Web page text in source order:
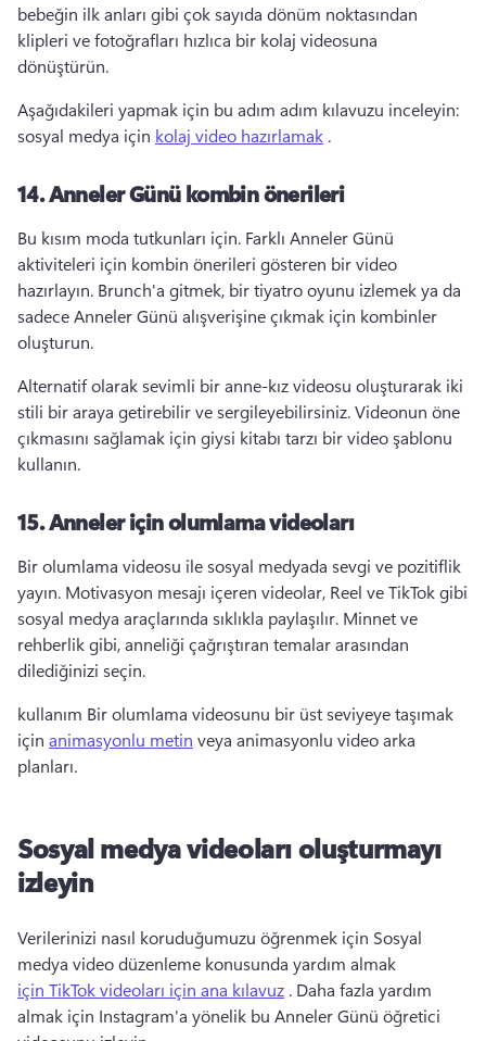
bebeğin ilk anları gibi çok sayıda dönüm noktasından
klipleri ve fotoğrafları hızlıca bir kolaj videosuna
dönüştürün.
Aşağıdakileri yapmak için bu adım adım kılavuzu inceleyin:
sosyal medya için kolaj video hazırlamak .
14.Anneler Günü kombin önerileri
Bu kısım moda tutkunları için. Farklı Anneler Günü
aktiviteleri için kombin önerileri gösteren bir video
hazırlayın. Brunch'a gitmek, bir tiyatro oyunu izlemek ya da
sadece Anneler Günü alışverişine çıkmak için kombinler
oluşturun.
Alternatif olarak sevimli bir anne-kız videosu oluşturarak iki
stili bir araya getirebilir ve sergileyebilirsiniz. Videonun öne
çıkmasını sağlamak için giysi kitabı tarzı bir video şablonu
kullanın.
15.Anneler için olumlama videoları
Bir olumlama videosu ile sosyal medyada sevgi ve pozitiflik
yayın. Motivasyon mesajı içeren videolar, Reel ve TikTok gibi
sosyal medya araçlarında sıklıkla paylaşılır. Minnet ve
rehberlik gibi, anneliği çağrıştıran temalar arasından
dilediğinizi seçin.
kullanım Bir olumlama videosunu bir üst seviyeye taşımak
için animasyonlu metin veya animasyonlu video arka
planları.
Sosyal medya videoları oluşturmayı
izleyin
Verilerinizi nasıl koruduğumuzu öğrenmek için Sosyal
medya video düzenleme konusunda yardım almak
için TikTok videoları için ana kılavuz . Daha fazla yardım
almak için Instagram'a yönelik bu Anneler Günü öğretici